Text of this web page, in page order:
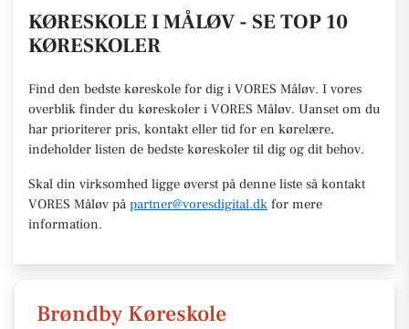
KØRESKOLE I MÅLØV - SE TOP 10
KØRESKOLER
Find den bedste køreskole for dig i VORES Måløv. I vores
overblik finder du køreskoler i VORES Måløv. Uanset om du
har prioriterer pris, kontakt eller tid for en kørelære,
indeholder listen de bedste køreskoler til dig og dit behov.
Skal din virksomhed ligge øverst på denne liste så kontakt
VORES Måløv på partner@voresdigital.dk for mere
information.
Brøndby Køreskole